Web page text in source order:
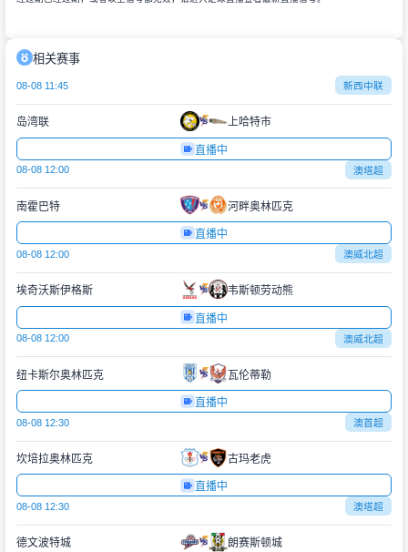
相关赛事
08-08 11:45 新西中联
岛湾联 上哈特市
直播中
08-08 12:00 澳塔超
南霍巴特 河畔奥林匹克
直播中
08-08 12:00 澳威北超
埃奇沃斯伊格斯 韦斯顿劳动熊
直播中
08-08 12:00 澳威北超
纽卡斯尔奥林匹克 瓦伦蒂勒
直播中
08-08 12:30 澳首超
坎培拉奥林匹克 古玛老虎
直播中
08-08 12:30 澳塔超
德文波特城 朗赛斯顿城